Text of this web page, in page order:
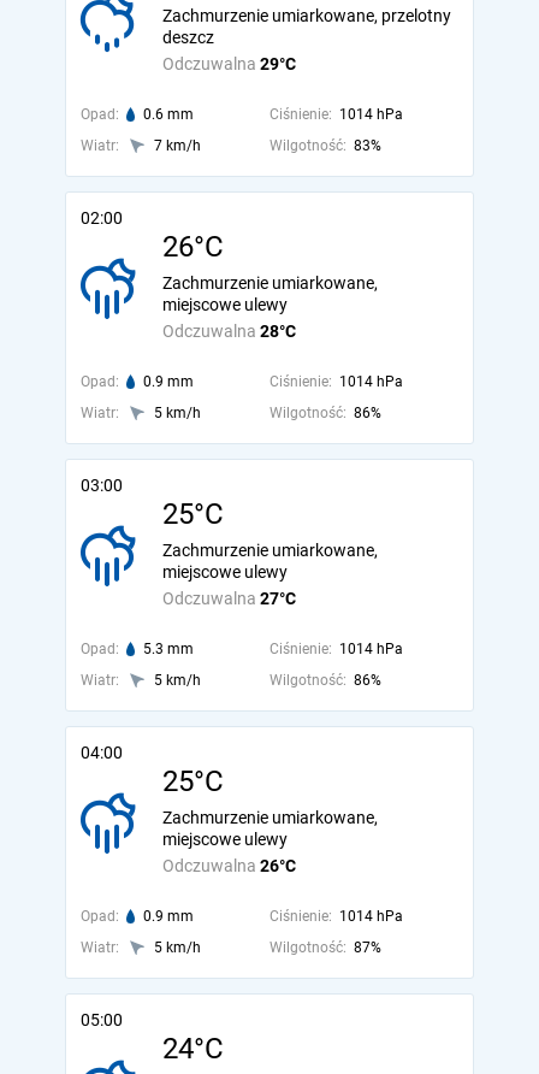
Odczuwalna 29°C
Zachmurzenie umiarkowane, przelotny
deszcz
Opad: 0.6 mm Ciśnienie: 1014 hPa
Wiatr:
7 km/h Wilgotność: 83%
02:00
26°C
Odczuwalna 28°C
Zachmurzenie umiarkowane,
miejscowe ulewy
Opad: 0.9 mm Ciśnienie: 1014 hPa
Wiatr:
5 km/h Wilgotność: 86%
03:00
25°C
Odczuwalna 27°C
Zachmurzenie umiarkowane,
miejscowe ulewy
Opad: 5.3 mm Ciśnienie: 1014 hPa
Wiatr:
5 km/h Wilgotność: 86%
04:00
25°C
Odczuwalna 26°C
Zachmurzenie umiarkowane,
miejscowe ulewy
Opad: 0.9 mm Ciśnienie: 1014 hPa
Wiatr:
5 km/h Wilgotność: 87%
05:00
24°C